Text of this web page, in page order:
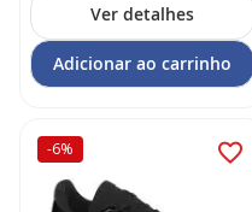
Ver detalhes
Adicionar ao carrinho
-6%